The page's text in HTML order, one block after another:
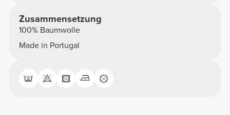
Zusammensetzung
100% Baumwolle
Made in Portugal